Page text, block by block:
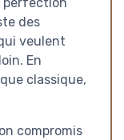
des
veulent
En
classique,
compromis